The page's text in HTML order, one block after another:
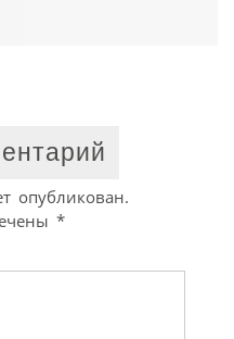
опубликован.
*